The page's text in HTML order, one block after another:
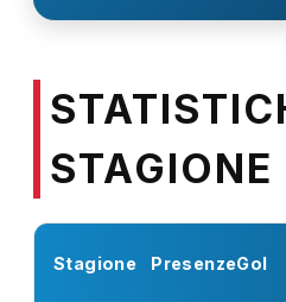
STAGIONE
Stagione PresenzeGol